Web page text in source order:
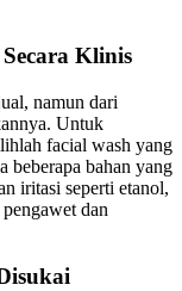
Klinis
namun dari
Untuk
facial wash yang
beberapa bahan yang
iritasi seperti etanol,
dan